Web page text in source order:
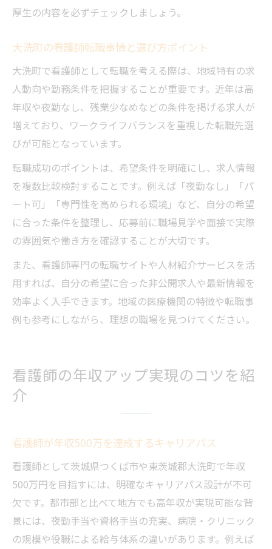
厚生の内容を必ずチェックしましょう。
大洗町の看護師転職事情と選び方ポイント
大洗町で看護師として転職を考える際は、地域特有の求
人動向や勤務条件を把握することが重要です。近年は高
年収や夜勤なし、残業少なめなどの条件を掲げる求人が
増えており、ワークライフバランスを重視した転職先選
びが可能となっています。
転職成功のポイントは、希望条件を明確にし、求人情報
を複数比較検討することです。例えば「夜勤なし」「パ
ート可」「専門性を高められる環境」など、自分の希望
に合った条件を整理し、応募前に職場見学や面接で実際
の雰囲気や働き方を確認することが大切です。
また、看護師専門の転職サイトや人材紹介サービスを活
用すれば、自分の希望に合った非公開求人や最新情報を
効率よく入手できます。地域の医療機関の特徴や転職事
例も参考にしながら、理想の職場を見つけてください。
看護師の年収アップ実現のコツを紹
介
看護師が年収500万を達成するキャリアパス
看護師として茨城県つくば市や東茨城郡大洗町で年収
500万円を目指すには、明確なキャリアパス設計が不可
欠です。都市部と比べて地方でも高年収が実現可能な背
景には、夜勤手当や資格手当の充実、病院・クリニック
の規模や役職による給与体系の違いがあります。例えば